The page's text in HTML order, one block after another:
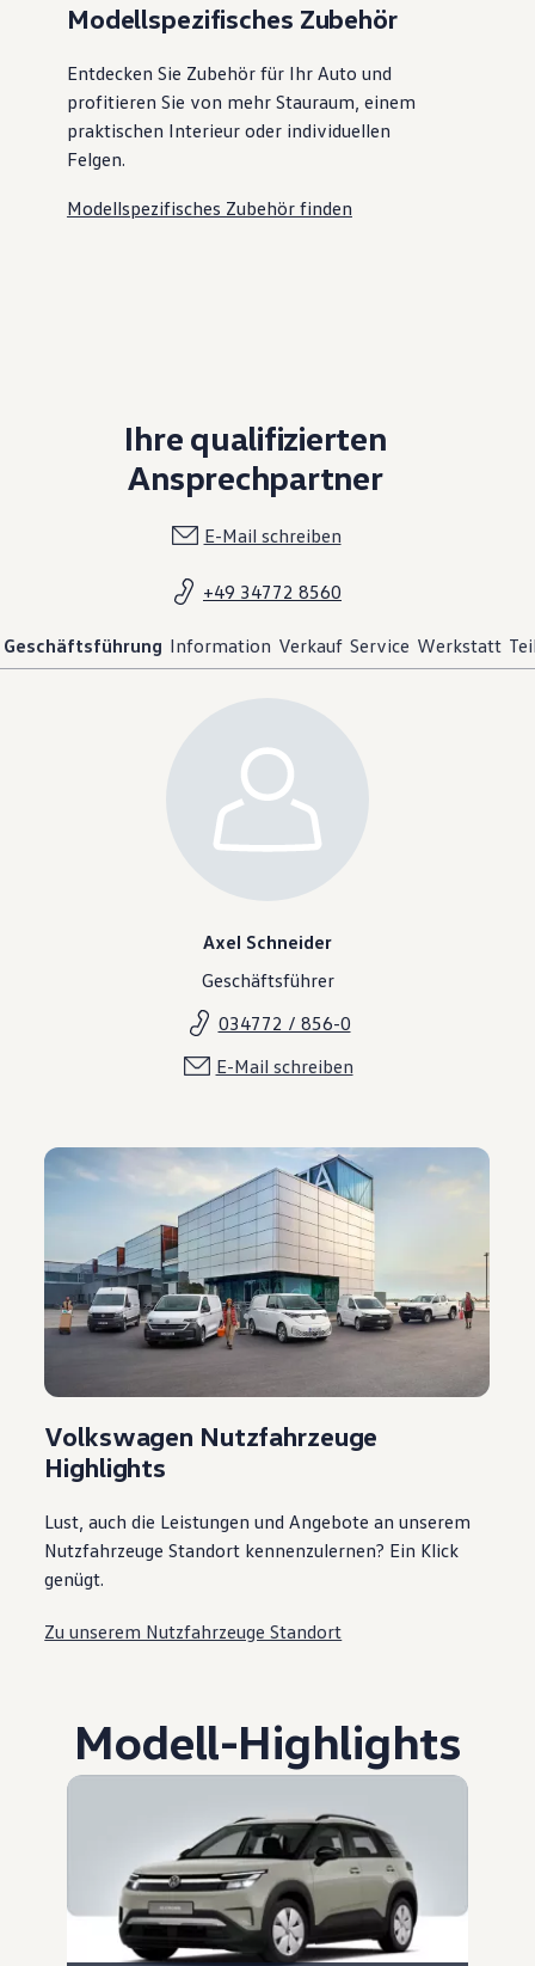
Modellspezifisches Zubehör
Entdecken Sie Zubehör für Ihr Auto und
profitieren Sie von mehr Stauraum, einem
praktischen Interieur oder individuellen
Felgen.
Modellspezifisches Zubehör finden
Ihre qualifizierten
Ansprechpartner
E-Mail schreiben
+49 34772 8560
Geschäftsführung Information Verkauf Service Werkstatt
Axel Schneider
Geschäftsführer
034772 / 856-0
E-Mail schreiben
Volkswagen Nutzfahrzeuge
Highlights
Lust, auch die Leistungen und Angebote an unserem
Nutzfahrzeuge Standort kennenzulernen? Ein Klick
genügt.
Zu unserem Nutzfahrzeuge Standort
Modell-Highlights